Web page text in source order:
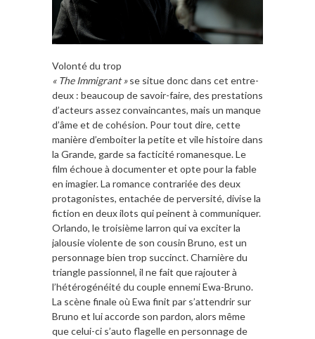
Volonté du trop
« The Immigrant »se situe donc dans cet entre-
deux : beaucoup de savoir-faire, des prestations
d’acteurs assez convaincantes, mais un manque
d’âme et de cohésion. Pour tout dire, cette
manière d’emboiter la petite et vile histoire dans
la Grande, garde sa facticité romanesque. Le
film échoue à documenter et opte pour la fable
en imagier. La romance contrariée des deux
protagonistes, entachée de perversité, divise la
fiction en deux ilots qui peinent à communiquer.
Orlando, le troisième larron qui va exciter la
jalousie violente de son cousin Bruno, est un
personnage bien trop succinct. Charnière du
triangle passionnel, il ne fait que rajouter à
l’hétérogénéité du couple ennemi Ewa-Bruno.
La scène finale où Ewa finit par s’attendrir sur
Bruno et lui accorde son pardon, alors même
que celui-ci s’auto flagelle en personnage de